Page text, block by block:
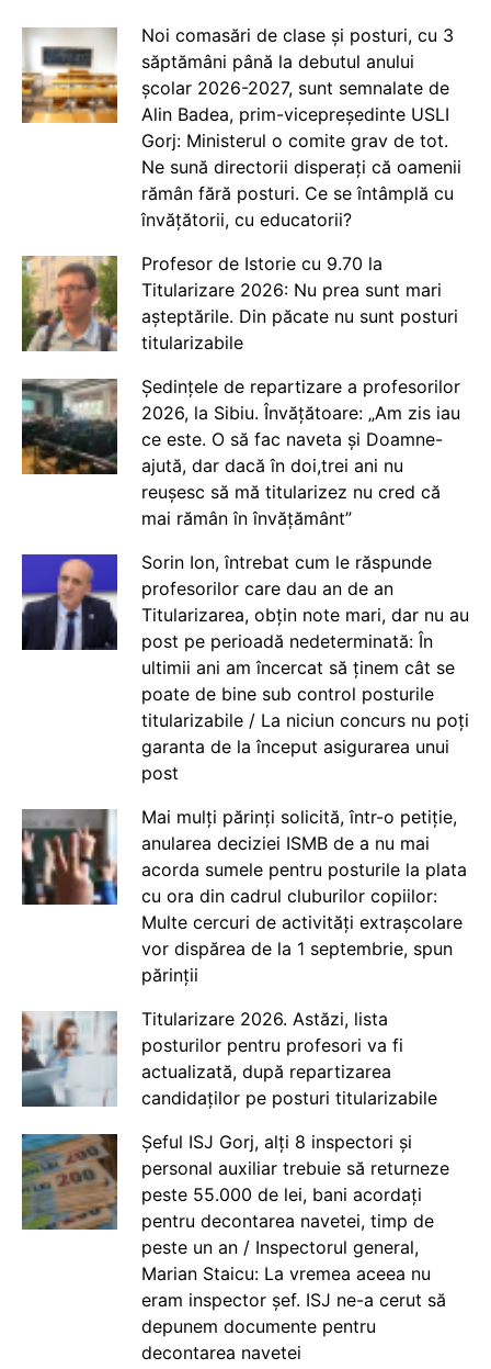
Noi comasări de clase și posturi, cu 3
săptămâni până la debutul anului
școlar 2026-2027, sunt semnalate de
Alin Badea, prim-vicepreședinte USLI
Gorj: Ministerul o comite grav de tot.
Ne sună directorii disperați că oamenii
rămân fără posturi. Ce se întâmplă cu
învățătorii, cu educatorii?
Profesor de Istorie cu 9.70 la
Titularizare 2026: Nu prea sunt mari
așteptările. Din păcate nu sunt posturi
titularizabile
Ședințele de repartizare a profesorilor
2026, la Sibiu. Învățătoare: „Am zis iau
ce este. O să fac naveta și Doamne-
ajută, dar dacă în doi,trei ani nu
reușesc să mă titularizez nu cred că
mai rămân în învățământ”
Sorin Ion, întrebat cum le răspunde
profesorilor care dau an de an
Titularizarea, obțin note mari, dar nu au
post pe perioadă nedeterminată: În
ultimii ani am încercat să ținem cât se
poate de bine sub control posturile
titularizabile / La niciun concurs nu poți
garanta de la început asigurarea unui
post
Mai mulți părinți solicită, într-o petiție,
anularea deciziei ISMB de a nu mai
acorda sumele pentru posturile la plata
cu ora din cadrul cluburilor copiilor:
Multe cercuri de activități extrașcolare
vor dispărea de la 1 septembrie, spun
părinții
Titularizare 2026. Astăzi, lista
posturilor pentru profesori va fi
actualizată, după repartizarea
candidaților pe posturi titularizabile
Șeful ISJ Gorj, alți 8 inspectori și
personal auxiliar trebuie să returneze
peste 55.000 de lei, bani acordați
pentru decontarea navetei, timp de
peste un an / Inspectorul general,
Marian Staicu: La vremea aceea nu
eram inspector șef. ISJ ne-a cerut să
depunem documente pentru
decontarea navetei